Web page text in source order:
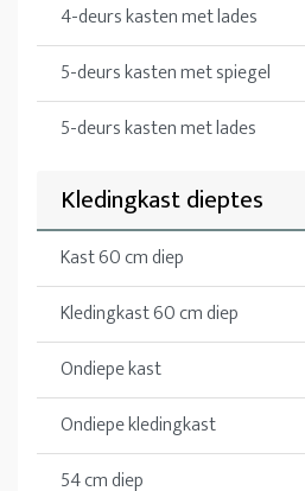
4-deurs kasten met lades
5-deurs kasten met spiegel
5-deurs kasten met lades
Kledingkast dieptes
Kast 60 cm diep
Kledingkast 60 cm diep
Ondiepe kast
Ondiepe kledingkast
54 cm diep